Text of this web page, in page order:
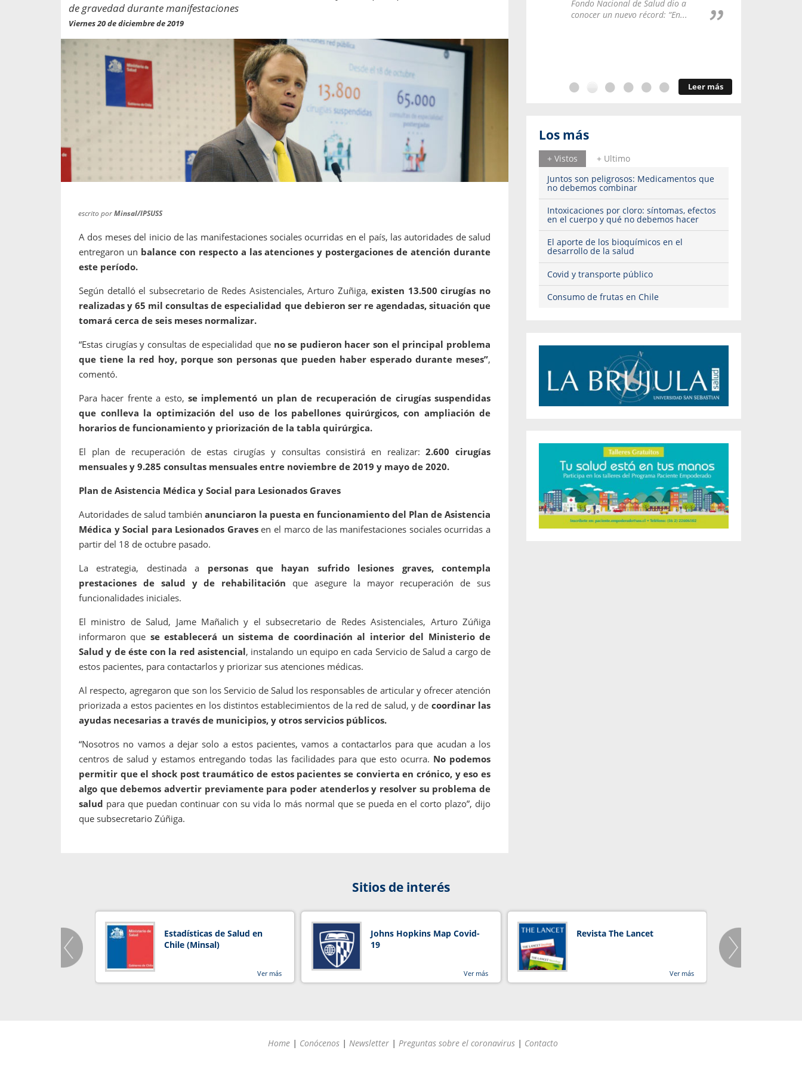
de gravedad durante manifestaciones
Viernes 20 de diciembre de 2019
escrito porMinsal/IPSUSS
A dos meses del inicio de las manifestaciones sociales ocurridas en el país, las autoridades de salud
entregaron un balance con respecto a las atenciones y postergaciones de atención durante
este período.
Según detalló el subsecretario de Redes Asistenciales, Arturo Zuñiga,existen 13.500 cirugías no
realizadas y 65 mil consultas de especialidad que debieron ser re agendadas, situación que
tomará cerca de seis meses normalizar.
“Estas cirugías y consultas de especialidad que no se pudieron hacer son el principal problema
que tiene la red hoy, porque son personas que pueden haber esperado durante meses”,
comentó.
Para hacer frente a esto, se implementó un plan de recuperación de cirugías suspendidas
que conlleva la optimización del uso de los pabellones quirúrgicos, con ampliación de
horarios de funcionamiento y priorización de la tabla quirúrgica.
El plan de recuperación de estas cirugías y consultas consistirá en realizar: 2.600 cirugías
mensuales y 9.285 consultas mensuales entre noviembre de 2019 y mayo de 2020.
Plan de Asistencia Médica y Social para Lesionados Graves
Autoridades de salud también anunciaron la puesta en funcionamiento del Plan de Asistencia
Médica y Social para Lesionados Gravesen el marco de las manifestaciones sociales ocurridas a
partir del 18 de octubre pasado.
La estrategia, destinada a personas que hayan sufrido lesiones graves, contempla
prestaciones de salud y de rehabilitación que asegure la mayor recuperación de sus
funcionalidades iniciales.
El ministro de Salud, Jame Mañalich y el subsecretario de Redes Asistenciales, Arturo Zúñiga
informaron que se establecerá un sistema de coordinación al interior del Ministerio de
Salud y de éste con la red asistencial, instalando un equipo en cada Servicio de Salud a cargo de
estos pacientes, para contactarlos y priorizar sus atenciones médicas.
Al respecto, agregaron que son los Servicio de Salud los responsables de articular y ofrecer atención
priorizada a estos pacientes en los distintos establecimientos de la red de salud, y de coordinar las
ayudas necesarias a través de municipios, y otros servicios públicos.
“Nosotros no vamos a dejar solo a estos pacientes, vamos a contactarlos para que acudan a los
centros de salud y estamos entregando todas las facilidades para que esto ocurra. No podemos
permitir que el shock post traumático de estos pacientes se convierta en crónico, y eso es
algo que debemos advertir previamente para poder atenderlos y resolver su problema de
salud para que puedan continuar con su vida lo más normal que se pueda en el corto plazo”, dijo
que subsecretario Zúñiga.
entregados por la
sobre viajes al extranjero
que deben hacer...
propaga a un gran número de...
enfermedades periodontales. Sin
Fondo Nacional de Salud dio a
conocer un nuevo récord: “En...
Leer más
Los más
+ Vistos
+ Ultimo
Juntos son peligrosos: Medicamentos que
no debemos combinar
Intoxicaciones por cloro: síntomas, efectos
en el cuerpo y qué no debemos hacer
El aporte de los bioquímicos en el
desarrollo de la salud
Covid y transporte público
Consumo de frutas en Chile
Sitios de interés
Estadísticas de Salud en
Chile (Minsal)
Ver más
Johns Hopkins Map Covid-
19
Ver más
Revista The Lancet
Ver más
Home | Conócenos | Newsletter | Preguntas sobre el coronavirus | Contacto